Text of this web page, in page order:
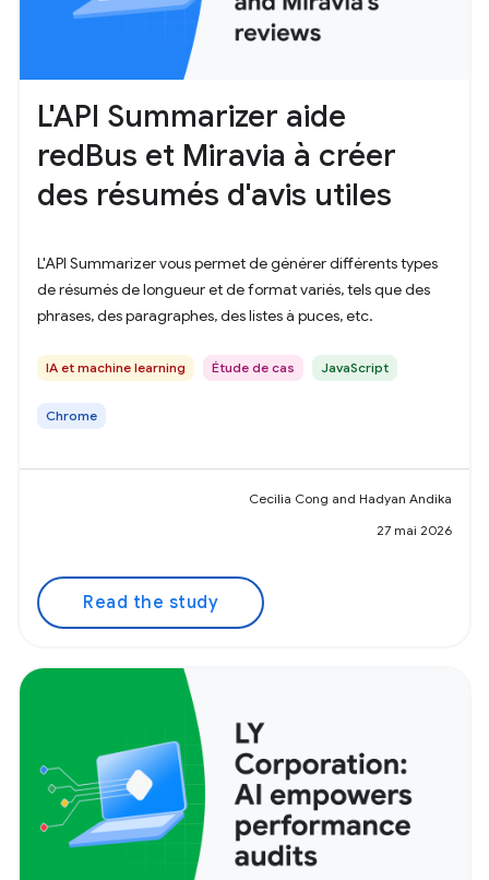
L'API Summarizer aide
redBus et Miravia à créer
des résumés d'avis utiles
L'API Summarizer vous permet de générer différents types
de résumés de longueur et de format variés, tels que des
phrases, des paragraphes, des listes à puces, etc.
IA et machine learning Étude de cas JavaScript
Chrome
Cecilia Cong and Hadyan Andika
27 mai 2026
Read the study